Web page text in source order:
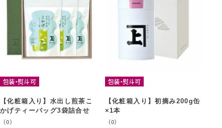
包装・熨斗可
【化粧箱入り】水出し煎茶こ
かげティーバッグ3袋詰合せ
（0）
包装・熨斗可
【化粧箱入り】初摘み200g缶
×1本
（0）